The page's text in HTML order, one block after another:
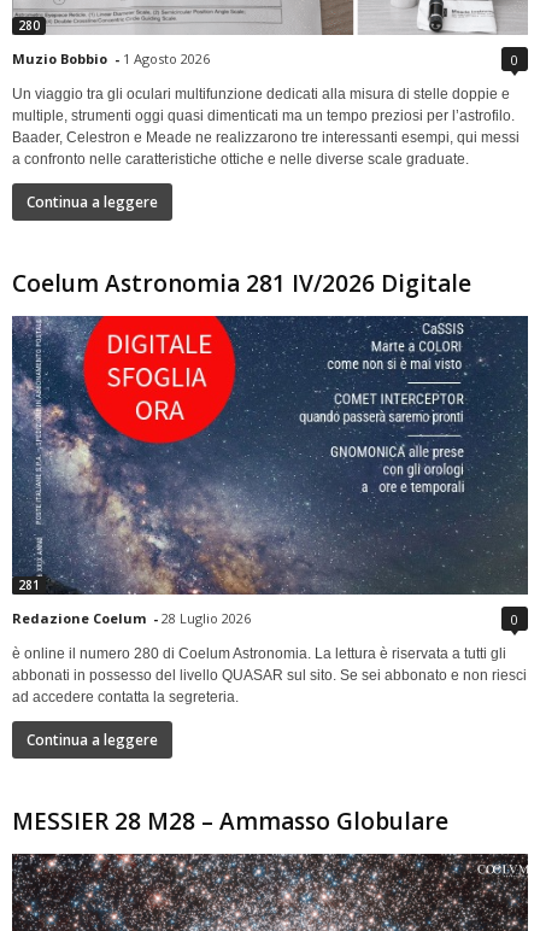
280
Muzio Bobbio - 1 Agosto 2026 0
Un viaggio tra gli oculari multifunzione dedicati alla misura di stelle doppie e
multiple, strumenti oggi quasi dimenticati ma un tempo preziosi per l’astrofilo.
Baader, Celestron e Meade ne realizzarono tre interessanti esempi, qui messi
a confronto nelle caratteristiche ottiche e nelle diverse scale graduate.
Continua a leggere
Coelum Astronomia 281 IV/2026 Digitale
281
Redazione Coelum - 28 Luglio 2026 0
è online il numero 280 di Coelum Astronomia. La lettura è riservata a tutti gli
abbonati in possesso del livello QUASAR sul sito. Se sei abbonato e non riesci
ad accedere contatta la segreteria.
Continua a leggere
MESSIER 28 M28 – Ammasso Globulare